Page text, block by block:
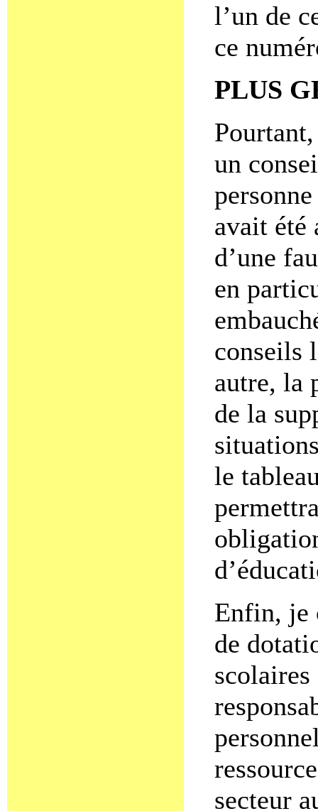
l’un de
ce
PLUS
un
avait été
d’une
en
conseils
autre, la
de la
le
Enfin, je
de
scolaires
secteur